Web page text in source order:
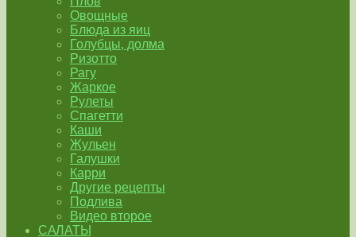
Овощные
Блюда из яиц
Голубцы, долма
Ризотто
Рагу
Жаркое
Рулеты
Спагетти
Каши
Жульен
Галушки
Карри
Другие рецепты
Подлива
Видео второе
САЛАТЫ